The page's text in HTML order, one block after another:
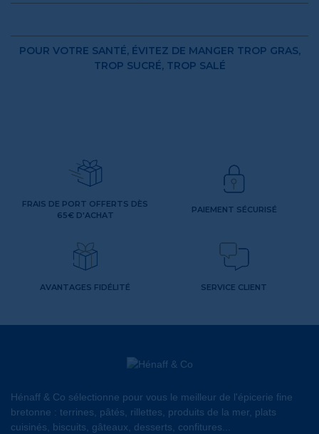
POUR VOTRE SANTÉ, ÉVITEZ DE MANGER TROP GRAS,
TROP SUCRÉ, TROP SALÉ
FRAIS DE PORT OFFERTS DÈS
65€ D'ACHAT
PAIEMENT SÉCURISÉ
AVANTAGES FIDÉLITÉ SERVICE CLIENT
Hénaff & Co sélectionne pour vous le meilleur de l'épicerie fine
bretonne : terrines, pâtés, rillettes, produits de la mer, plats
cuisinés, biscuits, gâteaux, desserts, confitures...